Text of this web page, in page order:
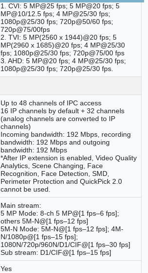
1. CVI: 5 MP@25 fps; 5 MP@20 fps; 5
MP@10/12.5 fps; 4 MP@25/30 fps;
1080p@25/30 fps; 720p@50/60 fps;
720p@75/00fps
2. TVI: 5 MP(2560 x 1944)@20 fps; 5
MP(2960 x 1685)@20 fps; 4 MP@25/30
fps; 1080p@25/30 fps; 720p@75/00 fps
3. AHD: 5 MP@20 fps; 4 MP@25/30 fps;
1080p@25/30 fps; 720p@25/30 fps.
Up to 48 channels of IPC access
16 IP channels by default + 32 channels
(analog channels are converted to IP
channels)
Incoming bandwidth: 192 Mbps, recording
bandwidth: 192 Mbps and outgoing
bandwidth: 192 Mbps
*After IP extension is enabled, Video Quality
Analytics, Scene Changing, Face
Recognition, Face Detection, SMD,
Perimeter Protection and QuickPick 2.0
cannot be used.
Main stream:
5 MP Mode: 8-ch 5 MP@[1 fps–6 fps];
others 5M-N@[1 fps–12 fps]
5M-N Mode: 5M-N@[1 fps–12 fps]; 4M-
N/1080p@[1 fps–15 fps];
1080N/720p/960N/D1/CIF@[1 fps–30 fps]
Sub stream: D1/CIF@[1 fps–15 fps]
Yes